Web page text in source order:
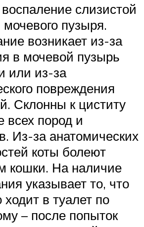
слизистой
мочевого пузыря.
возникает из-за
в мочевой пузырь
или из-за
повреждения
Склонны к циститу
всех пород и
Из-за анатомических
коты болеют
кошки. На наличие
указывает то, что
ходит в туалет по
– после попыток